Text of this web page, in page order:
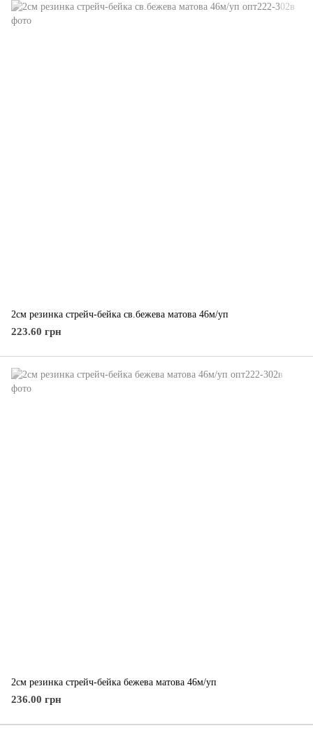
2см резинка стрейч-бейка св.бежева матова 46м/уп
223.60 грн
2см резинка стрейч-бейка бежева матова 46м/уп
236.00 грн